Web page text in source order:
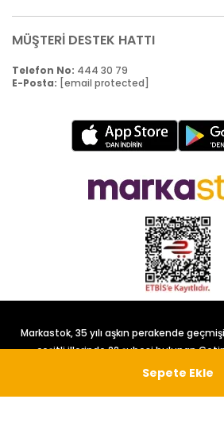
MÜŞTERİ DESTEK HATTI
Telefon No: 444 30 79
E-Posta: [email protected]
Markastok, 35 yılı aşkın perakende
çeşitli illerinde 22 şubesi bulunan Çetin
tarafından